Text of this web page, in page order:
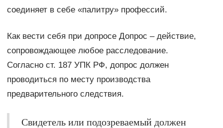
соединяет в себе «палитру» профессий.
Как вести себя при допросе Допрос – действие,
сопровождающее любое расследование.
Согласно ст. 187 УПК РФ, допрос должен
проводиться по месту производства
предварительного следствия.
Свидетель или подозреваемый должен